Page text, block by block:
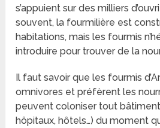
s’appuient sur des milliers
souvent, la fourmilière est
habitations, mais les fourmis
introduire pour trouver de la
Il faut savoir que les fourmis
omnivores et préfèrent les
peuvent coloniser tout
hôpitaux, hôtels…) du moment